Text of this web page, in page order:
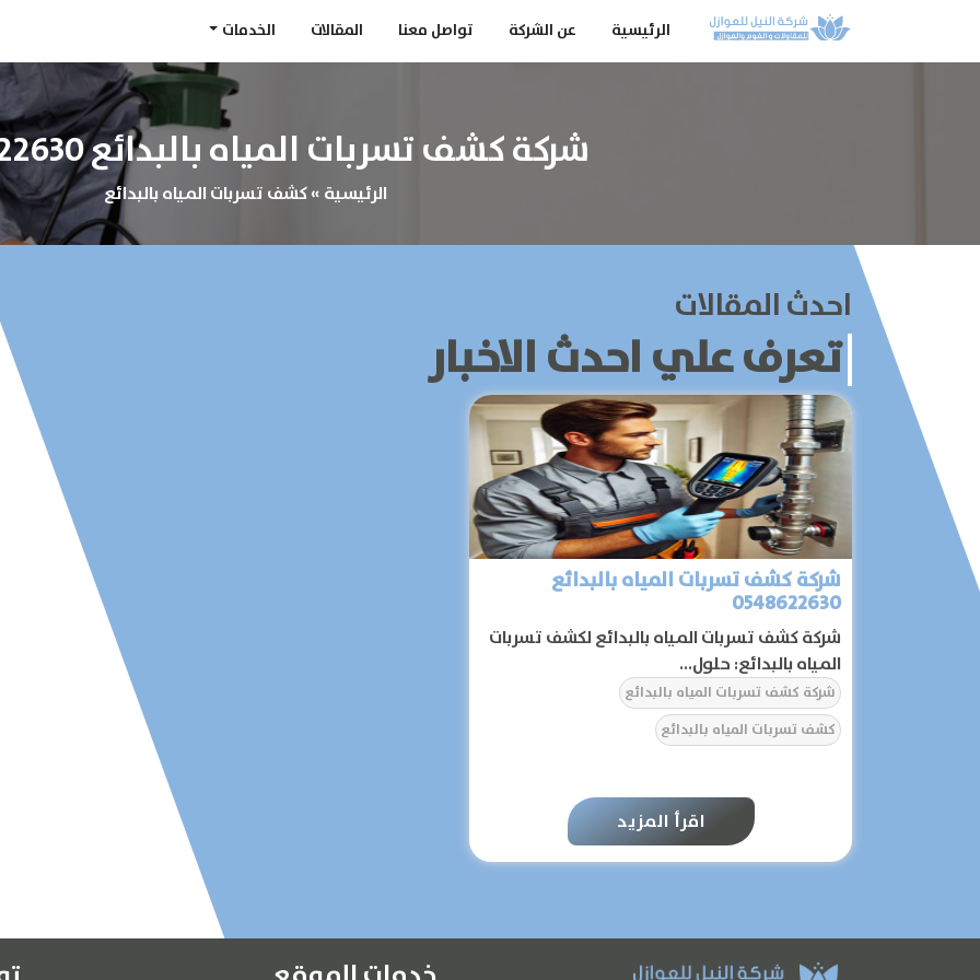
الرئيسية عن الشركة تواصل معنا المقالات الخدمات
شركة كشف تسربات المياه بالبدائع 0548622630
الرئيسية»كشف تسربات المياه بالبدائع
احدث المقالات
تعرف علي احدث الاخبار
شركة كشف تسربات المياه بالبدائع
0548622630
شركة كشف تسربات المياه بالبدائع لكشف تسربات
المياه بالبدائع: حلول...
شركة كشف تسربات المياه بالبدائع
كشف تسربات المياه بالبدائع
اقرأ المزيد